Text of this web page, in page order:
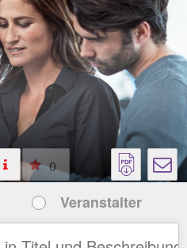
0
Veranstalter